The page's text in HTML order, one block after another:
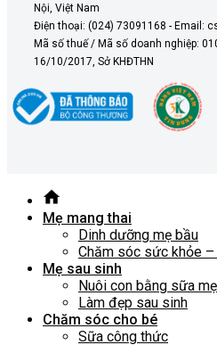
Nội, Việt Nam
Điện thoại: (024) 73091168 - Email:
Mã số thuế / Mã số doanh nghiệp:
16/10/2017, Sở KHĐTHN
Mẹ mang thai
Dinh dưỡng mẹ bầu
Chăm sóc sức khỏe
Mẹ sau sinh
Nuôi con bằng sữa mẹ
Làm đẹp sau sinh
Chăm sóc cho bé
Sữa công thức